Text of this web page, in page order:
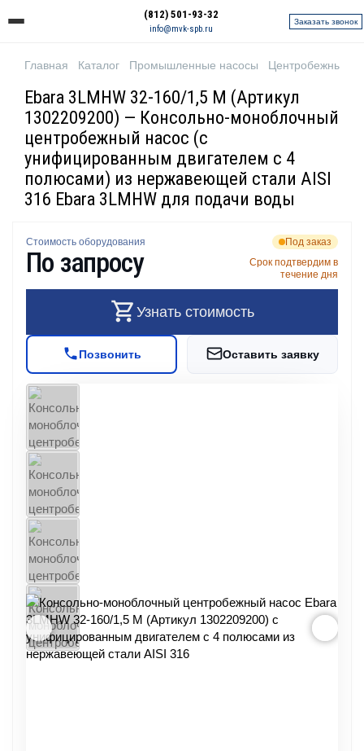
(812) 501-93-32
info@mvk-spb.ru
Заказать звонок
Главная Каталог Промышленные насосы Центробежные
Ebara 3LMHW 32-160/1,5 M (Артикул
1302209200) — Консольно-моноблочный
центробежный насос (с
унифицированным двигателем с 4
полюсами) из нержавеющей стали AISI
316 Ebara 3LMHW для подачи воды
Стоимость оборудования
По запросу
Под заказ
Срок подтвердим в
течение дня
Узнать стоимость
Позвонить Оставить заявку